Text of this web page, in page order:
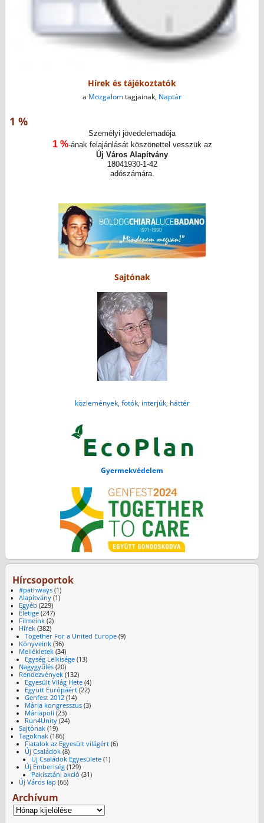
Hírek és tájékoztatók
a Mozgalomtagjainak, Naptár
1 %
Személyi jövedelemadója
1 %-ának felajánlását köszönettel vesszük az
Új Város Alapítvány
18041930-1-42
adószámára.
Sajtónak
közlemények, fotók, interjúk, háttér
Gyermekvédelem
Hírcsoportok
#pathways(1)
Alapítvány(1)
Egyéb (229)
Életige(247)
Filmeink(2)
Hírek(382)
Together For a United Europe (9)
Könyveink(36)
Mellékletek(34)
Egység Lelkisége (13)
Nagygyűlés(20)
Rendezvények(132)
Egyesült Világ Hete (4)
Együtt Európáért (22)
Genfest 2012 (14)
Mária kongresszus (3)
Máriapoli (23)
Run4Unity (24)
Sajtónak(19)
Tagoknak(186)
Fiatalok az Egyesült világért (6)
Új Családok (8)
Új Családok Egyesülete(1)
Új Emberiség (129)
Pakisztáni akció (31)
Új Város lap (66)
Archívum